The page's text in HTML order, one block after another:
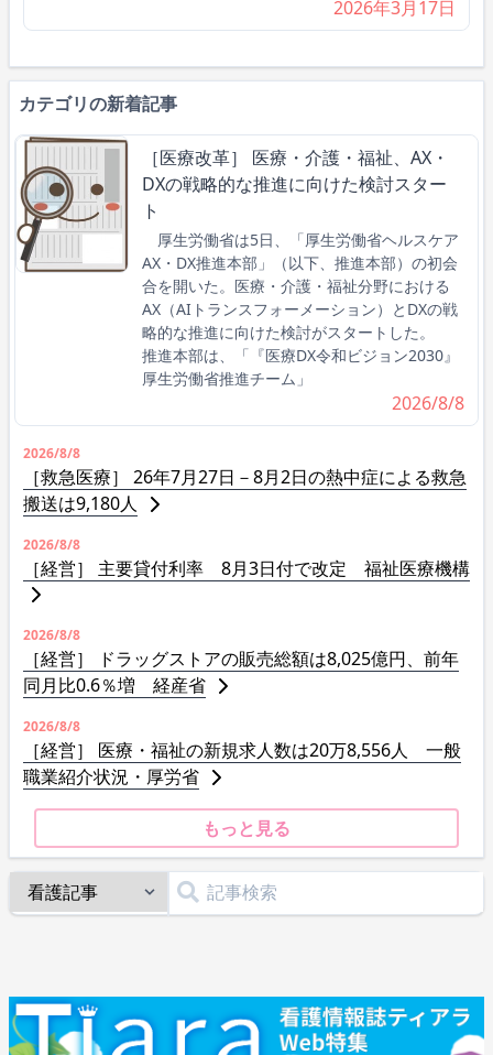
2026年3月17日
カテゴリの新着記事
［医療改革］ 医療・介護・福祉、AX・
DXの戦略的な推進に向けた検討スター
ト
厚生労働省は5日、「厚生労働省ヘルスケア
AX・DX推進本部」（以下、推進本部）の初会
合を開いた。医療・介護・福祉分野における
AX（AIトランスフォーメーション）とDXの戦
略的な推進に向けた検討がスタートした。
推進本部は、「『医療DX令和ビジョン2030』
厚生労働省推進チーム」
2026/8/8
2026/8/8
［救急医療］ 26年7月27日－8月2日の熱中症による救急
搬送は9,180人
2026/8/8
［経営］ 主要貸付利率 8月3日付で改定 福祉医療機構
2026/8/8
［経営］ ドラッグストアの販売総額は8,025億円、前年
同月比0.6％増 経産省
2026/8/8
［経営］ 医療・福祉の新規求人数は20万8,556人 一般
職業紹介状況・厚労省
もっと見る